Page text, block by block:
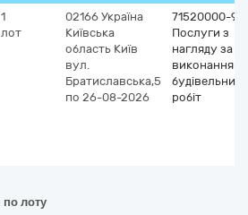
1
лот
02166 Україна
Київська
область Київ
вул.
Братиславська,5
по 26-08-2026
71520000-9
Послуги з
нагляду за
виконанням
будівельних
робіт
по лоту